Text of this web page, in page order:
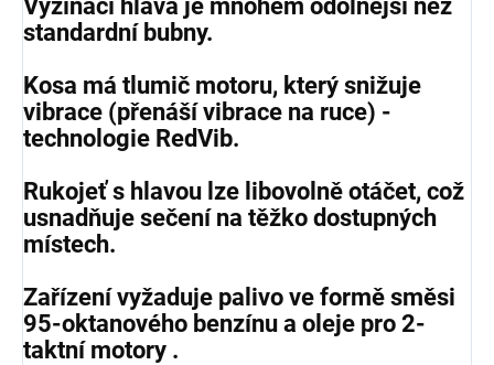
Vyžínací hlava je mnohem odolnější než
standardní bubny.
Kosa má tlumič motoru, který snižuje
vibrace (přenáší vibrace na ruce) -
technologie RedVib.
Rukojeť s hlavou lze libovolně otáčet, což
usnadňuje sečení na těžko dostupných
místech.
Zařízení vyžaduje palivo ve formě směsi
95-oktanového benzínu a oleje pro 2-
taktní motory .